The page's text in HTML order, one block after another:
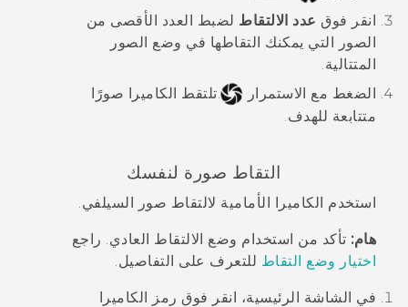
انقر فوق عدد الالتقاط لضبط العدد الأقصى من
الصور التي يمكنك التقاطها في وضع الصور
المتتالية.
الضغط مع الاستمرار
.تلتقط الكاميرا صورًا
متتابعة للهدف.
التقاط صورة لنفسك
استخدم الكاميرا الأمامية لالتقاط صور السيلفي.
هام: تأكد من استخدام وضع الالتقاط العادي. راجع
اختيار وضع التقاط للتعرف على التفاصيل.
في الشاشة الرئيسية، انقر فوق رمز الكاميرا